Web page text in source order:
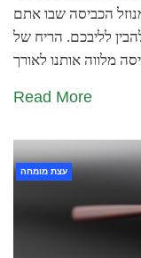
הכביסה שבו אתם
לליבכם. הריח של
Read More
עצת מומחה